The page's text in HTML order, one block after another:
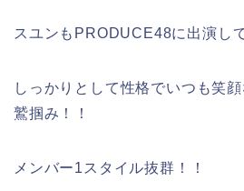
スユンもPRODUCE48に出演し
しっかりとして性格でいつも笑
鷲掴み！！
メンバー1スタイル抜群！！